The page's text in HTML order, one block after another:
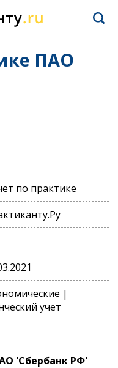
ПАО
по практике
|
учет
'Сбербанк РФ'